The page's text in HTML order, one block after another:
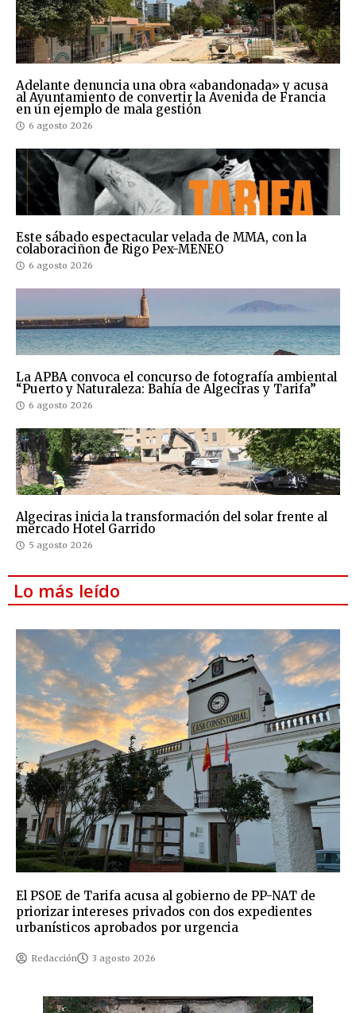
Adelante denuncia una obra «abandonada» y acusa
al Ayuntamiento de convertir la Avenida de Francia
en un ejemplo de mala gestión
6 agosto 2026
Este sábado espectacular velada de MMA, con la
colaboraciñon de Rigo Pex-MENEO
6 agosto 2026
La APBA convoca el concurso de fotografía ambiental
“Puerto y Naturaleza: Bahía de Algeciras y Tarifa”
6 agosto 2026
Algeciras inicia la transformación del solar frente al
mercado Hotel Garrido
5 agosto 2026
Lo más leído
El PSOE de Tarifa acusa al gobierno de PP-NAT de
priorizar intereses privados con dos expedientes
urbanísticos aprobados por urgencia
Redacción 3 agosto 2026